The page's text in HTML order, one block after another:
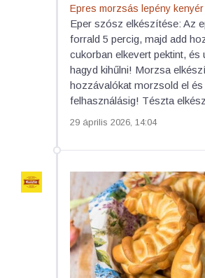
Epres morzsás lepény kenyér
Eper szósz elkészítése: Az
forrald 5 percig, majd add
cukorban elkevert pektint, és
hagyd kihűlni! Morzsa
hozzávalókat morzsold el és
felhasználásig! Tészta
29 április 2026, 14:04